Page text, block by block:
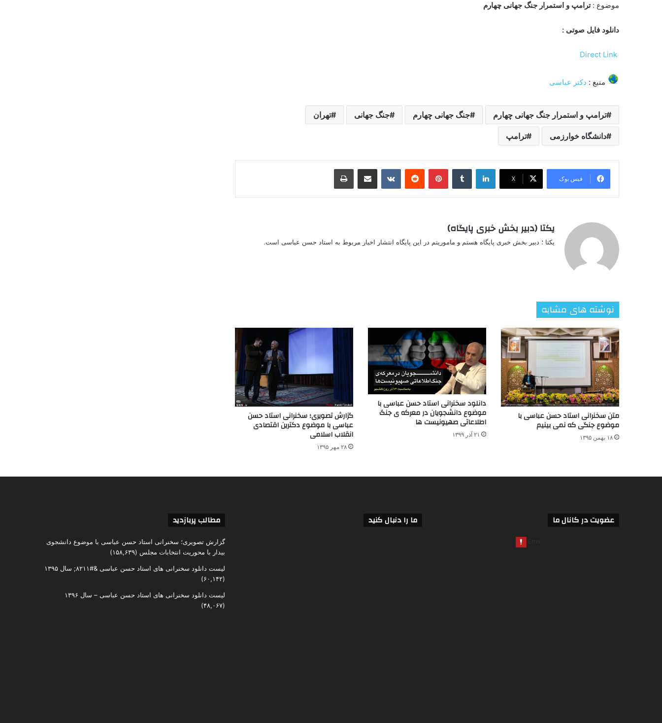
موضوع : ترامپ و استمرار جنگ جهانی چهارم
دانلود فایل صوتی :
Direct Link
منبع : دکتر عباسی
ترامپ و استمرار جنگ جهانی چهارم جنگ جهانی چهارم جنگ جهانی تهران
دانشگاه خوارزمی ترامپ
فیس بوک X
لینکدین ‫تامبلر ‫پین‌ترست‫رددیت ‫VKontakteاشتراک گذاری از طریق ایمیل چاپ
یکتا (دبیر بخش خبری پایگاه)
یکتا ؛ دبیر بخش خبری پایگاه هستم و ماموریتم در این پایگاه انتشار اخبار مربوط به استاد حسن عباسی است.
نوشته های مشابه
متن سخنرانی استاد حسن عباسی با
موضوع جنگی که نمی بینیم
۱۸ بهمن ۱۳۹۵
دانلود سخنرانی استاد حسن عباسی با
موضوع دانشجویان در معرکه ی جنگ
اطلاعاتی صهیونیست ها
۲۱ آذر ۱۳۹۹
گزارش تصویری؛ سخنرانی استاد حسن
عباسی با موضوع دکترین اقتصادی
انقلاب اسلامی
۲۸ مهر ۱۳۹۵
عضویت در کانال ما ما را دنبال کنید مطالب پربازدید
گزارش تصویری؛ سخنرانی استاد حسن عباسی با موضوع دانشجوی
بیدار با محوریت انتخابات مجلس (۱۵۸,۶۳۹)
لیست دانلود سخنرانی های استاد حسن عباسی &#۸۲۱۱; سال ۱۳۹۵
(۶۰,۱۴۲)
لیست دانلود سخنرانی های استاد حسن عباسی – سال ۱۳۹۶
(۴۸,۰۶۷)